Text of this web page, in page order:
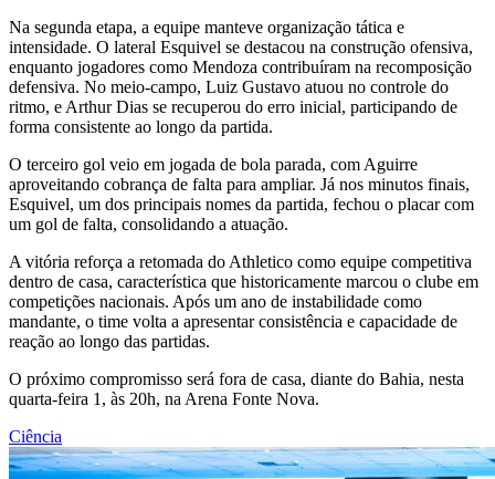
Na segunda etapa, a equipe manteve organização tática e
intensidade. O lateral Esquivel se destacou na construção ofensiva,
enquanto jogadores como Mendoza contribuíram na recomposição
defensiva. No meio-campo, Luiz Gustavo atuou no controle do
ritmo, e Arthur Dias se recuperou do erro inicial, participando de
forma consistente ao longo da partida.
O terceiro gol veio em jogada de bola parada, com Aguirre
aproveitando cobrança de falta para ampliar. Já nos minutos finais,
Esquivel, um dos principais nomes da partida, fechou o placar com
um gol de falta, consolidando a atuação.
A vitória reforça a retomada do Athletico como equipe competitiva
dentro de casa, característica que historicamente marcou o clube em
competições nacionais. Após um ano de instabilidade como
mandante, o time volta a apresentar consistência e capacidade de
reação ao longo das partidas.
O próximo compromisso será fora de casa, diante do Bahia, nesta
quarta-feira 1, às 20h, na Arena Fonte Nova.
Ciência